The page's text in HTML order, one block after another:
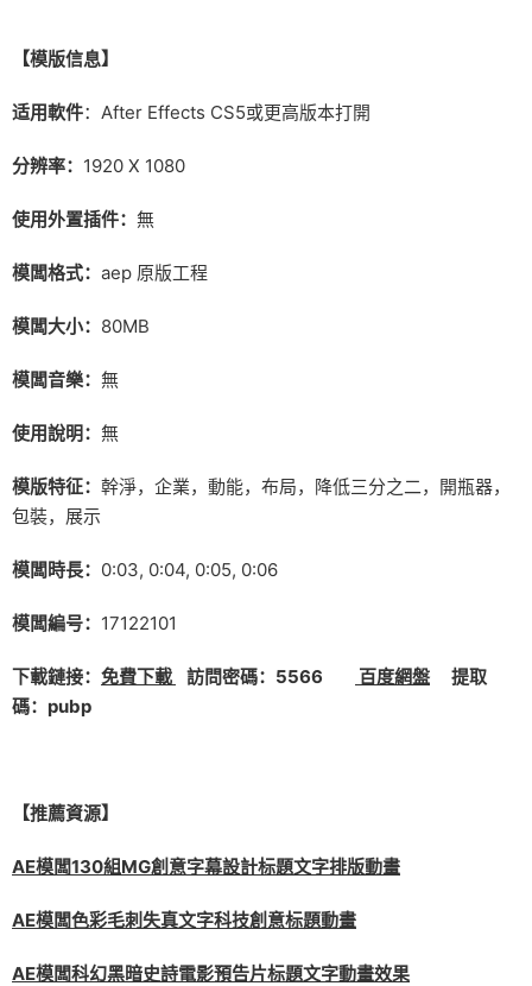
【模版信息】
适用軟件：After Effects CS5或更高版本打開
分辨率： 1920 X 1080
使用外置插件： 無
模闆格式： aep 原版工程
模闆大小： 80MB
模闆音樂： 無
使用說明： 無
模版特征： 幹淨，企業，動能，布局，降低三分之二，開瓶器，
包裝，展示
模闆時長： 0:03, 0:04, 0:05, 0:06
模闆編号： 17122101
下載鏈接： 免費下載 訪問密碼：5566 百度網盤 提取
碼：pubp
【推薦資源】
AE模闆130組MG創意字幕設計标題文字排版動畫
AE模闆色彩毛刺失真文字科技創意标題動畫
AE模闆科幻黑暗史詩電影預告片标題文字動畫效果